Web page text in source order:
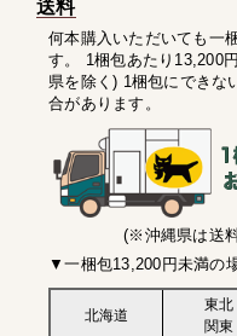
送料
何本購入いただいても一
す。 1梱包あたり13,200
県を除く) 1梱包にできな
合があります。
(※沖縄県は送
▼一梱包13,200円未満の
北海道
東北
関東